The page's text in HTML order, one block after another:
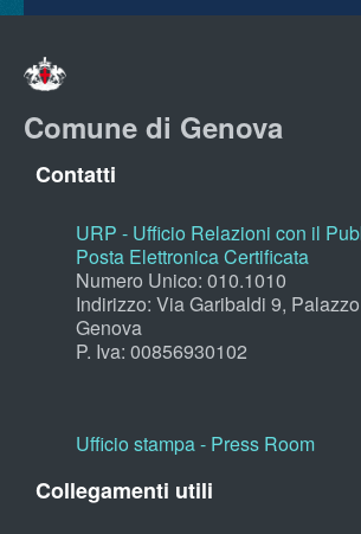
Comune di Genova
Contatti
URP - Ufficio Relazioni con il
Posta Elettronica Certificata
Numero Unico: 010.1010
Indirizzo: Via Garibaldi 9,
Genova
P. Iva: 00856930102
Ufficio stampa - Press Room
Collegamenti utili